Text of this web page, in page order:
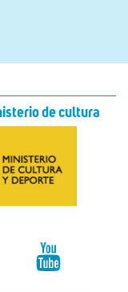
de cultura